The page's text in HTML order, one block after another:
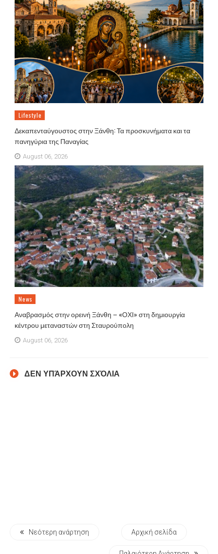
Lifestyle
Δεκαπενταύγουστος στην Ξάνθη: Τα προσκυνήματα και τα
πανηγύρια της Παναγίας
August 06, 2026
News
Αναβρασμός στην ορεινή Ξάνθη – «ΟΧΙ» στη δημιουργία
κέντρου μεταναστών στη Σταυρούπολη
August 06, 2026
ΔΕΝ ΥΠΆΡΧΟΥΝ ΣΧΌΛΙΑ
Νεότερη ανάρτηση Αρχική σελίδα